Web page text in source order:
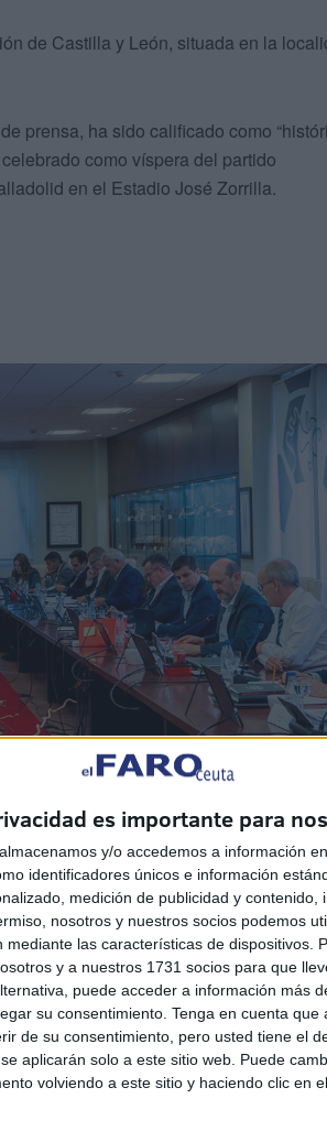
es importante para
almacenamos y/o accedemos a información
identificadores únicos e información
medición de publicidad y contenido,
nosotros y nuestros socios podemos
las características de dispositivos.
y a nuestros 1731 socios para que
puede acceder a información más
su consentimiento. Tenga en cuenta que
de su consentimiento, pero usted tiene el
aplicarán solo a este sitio web. Puede
volviendo a este sitio y haciendo clic en
de Castilla y León, situada en la
prensa, ha sido calificado como
como víspera del partido
en el Estadio José Zorrilla.